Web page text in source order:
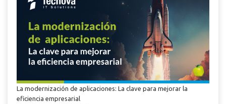
La modernización de aplicaciones: La clave para mejorar la
eficiencia empresarial